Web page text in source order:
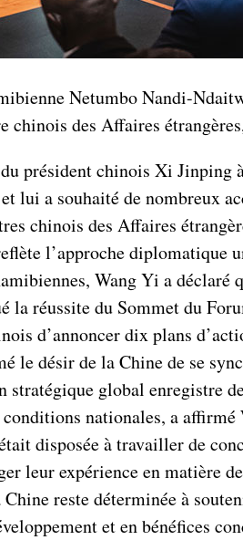
Netumbo Nandi-
des Affaires
président chinois Xi
lui a souhaité de nombreux
chinois des Affaires
l’approche diplomatique
Wang Yi a
la réussite du Sommet du
d’annoncer dix plans
le désir de la Chine de se
global enregistre
conditions nationales, a
disposée à travailler de
leur expérience en matière
reste déterminée à
et en bénéfices